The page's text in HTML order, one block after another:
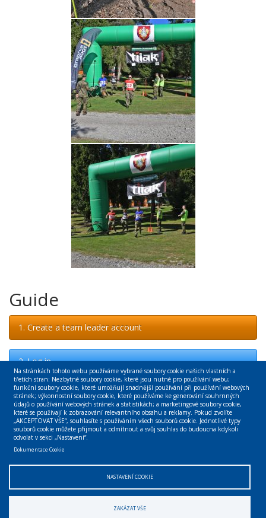
Guide
1. Create a team leader account
2. Log in
Links
VeV – VA
Web Archive
Na stránkách tohoto webu používáme vybrané soubory cookie našich vlastních a
třetích stran: Nezbytné soubory cookie, které jsou nutné pro používání webu;
funkční soubory cookie, které umožňují snadnější používání při používání webových
stránek; výkonnostní soubory cookie, které používáme ke generování souhrnných
údajů o používání webových stránek a statistikách; a marketingové soubory cookie,
které se používají k zobrazování relevantního obsahu a reklamy. Pokud zvolíte
„AKCEPTOVAT VŠE“, souhlasíte s používáním všech souborů cookie. Jednotlivé typy
souborů cookie můžete přijmout a odmítnout a svůj souhlas do budoucna kdykoli
odvolat v sekci „Nastavení“.
Dokumentace Cookie
NASTAVENÍ COOKIE
ZAKÁZAT VŠE